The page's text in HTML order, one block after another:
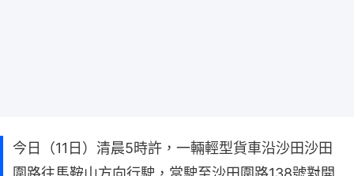
今日（11日）清晨5時許，一輛輕型貨車沿沙田沙田